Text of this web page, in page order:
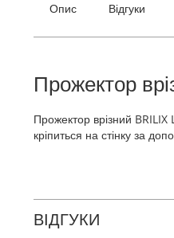
Опис Відгуки
Прожектор
Прожектор врізний BRILIX
кріпиться на стінку за
ВІДГУКИ